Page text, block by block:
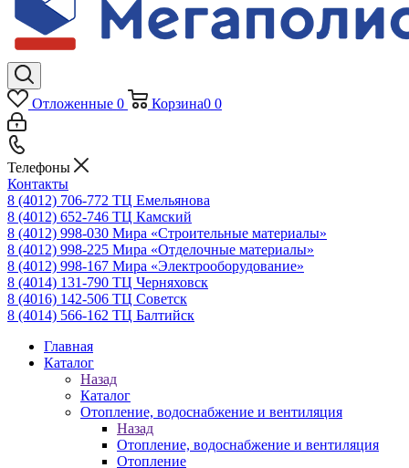
Отложенные 0 Корзина0 0
Телефоны
Контакты
8 (4012) 706-772 ТЦ Емельянова
8 (4012) 652-746 ТЦ Камский
8 (4012) 998-030 Мира «Строительные материалы»
8 (4012) 998-225 Мира «Отделочные материалы»
8 (4012) 998-167 Мира «Электрооборудование»
8 (4014) 131-790 ТЦ Черняховск
8 (4016) 142-506 ТЦ Советск
8 (4014) 566-162 ТЦ Балтийск
Главная
Каталог
Назад
Каталог
Отопление, водоснабжение и вентиляция
Назад
Отопление, водоснабжение и вентиляция
Отопление